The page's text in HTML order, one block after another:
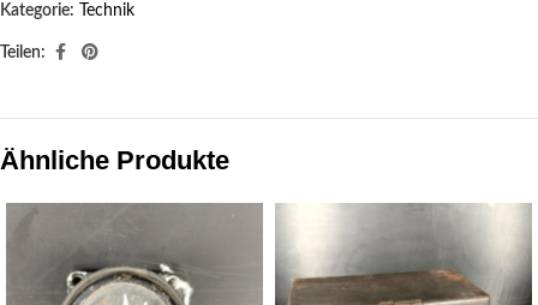
Kategorie:
Technik
Teilen:
Ähnliche Produkte